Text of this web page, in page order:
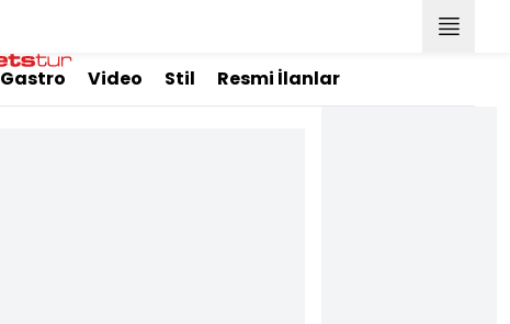
Gastro Video Stil Resmi İlanlar